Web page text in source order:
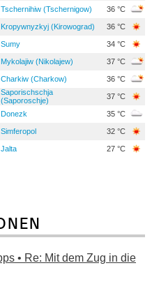
Tschernihiw (Tschernigow) 36 °C
Kropywnyzkyj (Kirowograd) 36 °C
Sumy 34 °C
Mykolajiw (Nikolajew) 37 °C
Charkiw (Charkow) 36 °C
Saporischschja
(Saporoschje)
37 °C
Donezk 35 °C
Simferopol 32 °C
Jalta
27 °C
• Re: Mit dem Zug in die